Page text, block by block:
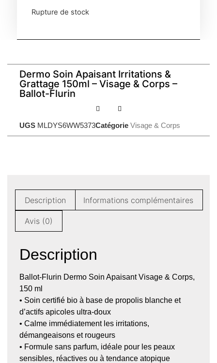
Rupture de stock
Dermo Soin Apaisant Irritations &
Grattage 150ml – Visage & Corps –
Ballot-Flurin
UGS MLDYS6WW5373Catégorie Visage & Corps
Description Informations complémentaires
Avis (0)
Description
Ballot-Flurin Dermo Soin Apaisant Visage & Corps,
150 ml
• Soin certifié bio à base de propolis blanche et
d’actifs apicoles ultra-doux
• Calme immédiatement les irritations,
démangeaisons et rougeurs
• Formule sans parfum, idéale pour les peaux
sensibles, réactives ou à tendance atopique